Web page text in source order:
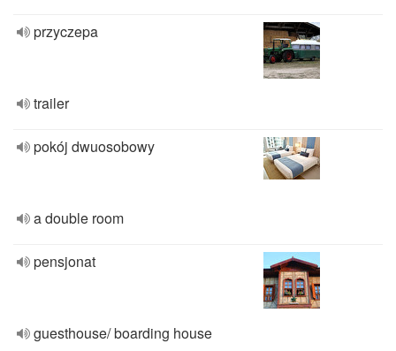
przyczepa
trailer
pokój dwuosobowy
a double room
pensjonat
guesthouse/ boarding house